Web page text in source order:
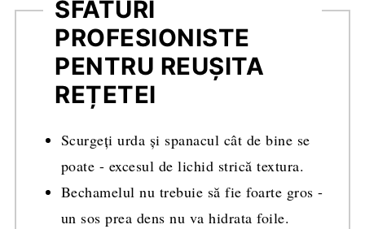
SFATURI
PROFESIONISTE
PENTRU REUȘITA
REȚETEI
Scurgeți urda și spanacul cât de bine se
poate - excesul de lichid strică textura.
Bechamelul nu trebuie să fie foarte gros -
un sos prea dens nu va hidrata foile.